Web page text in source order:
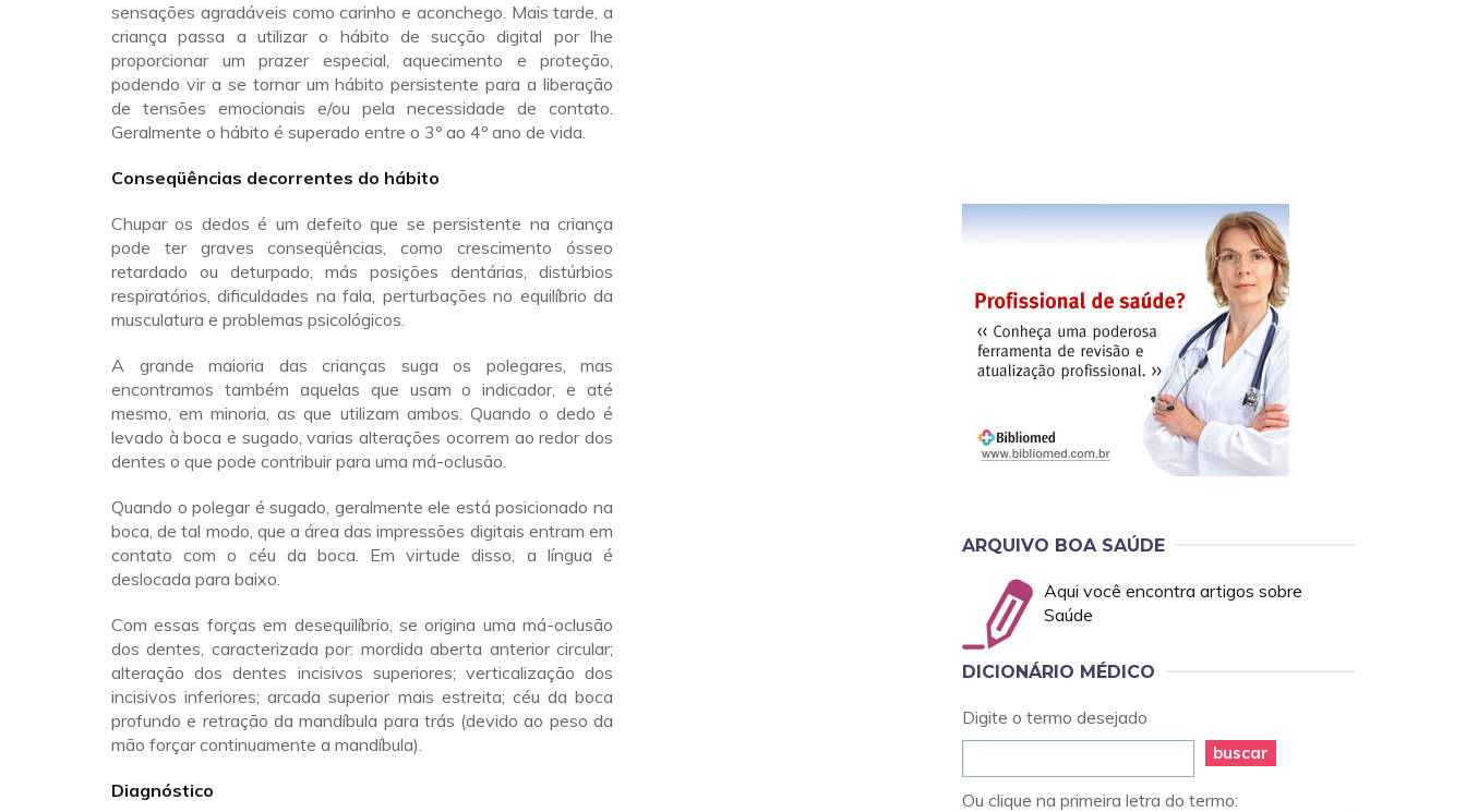
sensações agradáveis como carinho e aconchego. Mais tarde, a
criança passa a utilizar o hábito de sucção digital por lhe
proporcionar um prazer especial, aquecimento e proteção,
podendo vir a se tornar um hábito persistente para a liberação
de tensões emocionais e/ou pela necessidade de contato.
Geralmente o hábito é superado entre o 3º ao 4º ano de vida.
Conseqüências decorrentes do hábito
Chupar os dedos é um defeito que se persistente na criança
pode ter graves conseqüências, como crescimento ósseo
retardado ou deturpado, más posições dentárias, distúrbios
respiratórios, dificuldades na fala, perturbações no equilíbrio da
musculatura e problemas psicológicos.
A grande maioria das crianças suga os polegares, mas
encontramos também aquelas que usam o indicador, e até
mesmo, em minoria, as que utilizam ambos. Quando o dedo é
levado à boca e sugado, varias alterações ocorrem ao redor dos
dentes o que pode contribuir para uma má-oclusão.
Quando o polegar é sugado, geralmente ele está posicionado na
boca, de tal modo, que a área das impressões digitais entram em
contato com o céu da boca. Em virtude disso, a língua é
deslocada para baixo.
Com essas forças em desequilíbrio, se origina uma má-oclusão
dos dentes, caracterizada por: mordida aberta anterior circular;
alteração dos dentes incisivos superiores; verticalização dos
incisivos inferiores; arcada superior mais estreita; céu da boca
profundo e retração da mandíbula para trás (devido ao peso da
mão forçar continuamente a mandíbula).
Diagnóstico
ARQUIVO BOA SAÚDE
Aqui você encontra artigos sobre
Saúde
DICIONÁRIO MÉDICO
Digite o termo desejado
buscar
Ou clique na primeira letra do termo: